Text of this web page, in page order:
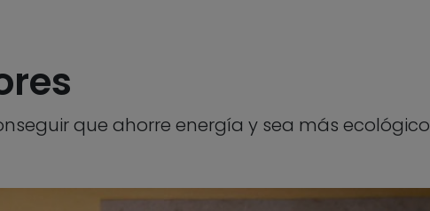
que ahorre energía y sea más ecológico